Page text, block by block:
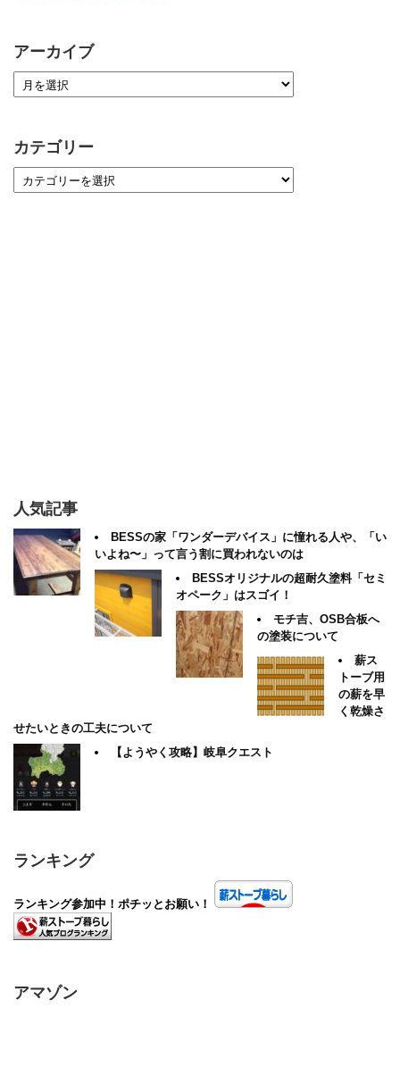
アーカイブ
カテゴリー
人気記事
BESSの家「ワンダーデバイス」に憧れる人や、「い
いよね〜」って言う割に買われないのは
BESSオリジナルの超耐久塗料「セミ
オペーク」はスゴイ！
モチ吉、OSB合板へ
の塗装について
薪ス
トーブ用
の薪を早
く乾燥さ
せたいときの工夫について
【ようやく攻略】岐阜クエスト
ランキング
ランキング参加中！ポチッとお願い！
アマゾン